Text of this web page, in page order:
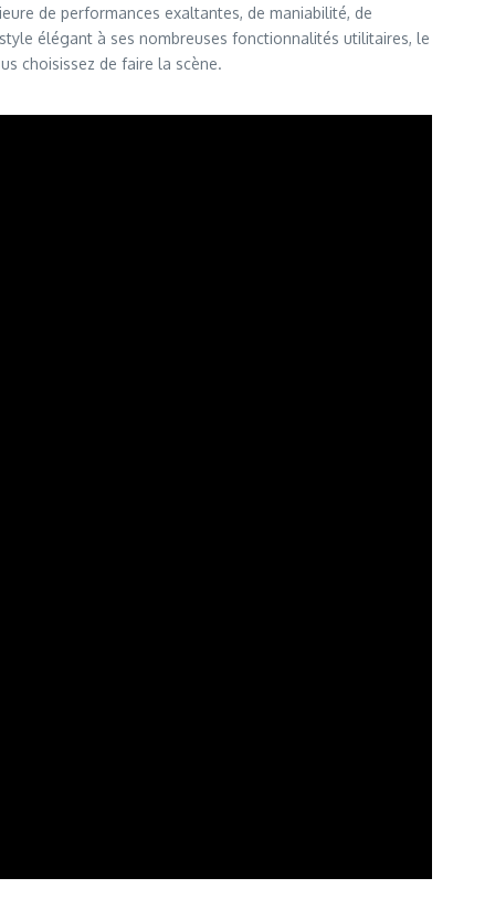
de performances exaltantes, de maniabilité, de
élégant à ses nombreuses fonctionnalités utilitaires, le
choisissez de faire la scène.